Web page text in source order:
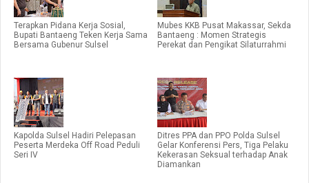
Terapkan Pidana Kerja Sosial,
Bupati Bantaeng Teken Kerja Sama
Bersama Gubenur Sulsel
Mubes KKB Pusat Makassar, Sekda
Bantaeng : Momen Strategis
Perekat dan Pengikat Silaturrahmi
Kapolda Sulsel Hadiri Pelepasan
Peserta Merdeka Off Road Peduli
Seri IV
Ditres PPA dan PPO Polda Sulsel
Gelar Konferensi Pers, Tiga Pelaku
Kekerasan Seksual terhadap Anak
Diamankan